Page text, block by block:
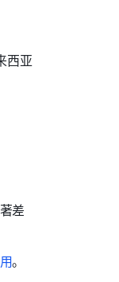
西亚
差
。